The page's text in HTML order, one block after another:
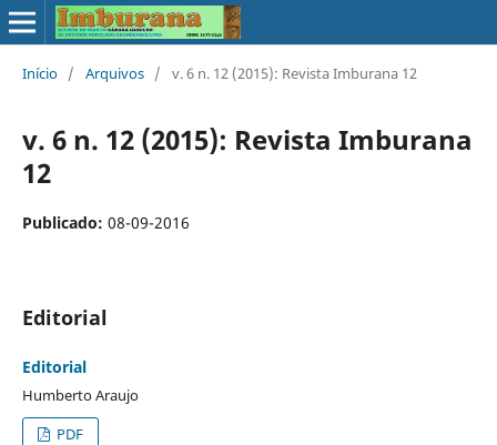
Início / Arquivos / v. 6 n. 12 (2015): Revista Imburana 12
v. 6 n. 12 (2015): Revista Imburana
12
Publicado: 08-09-2016
Editorial
Editorial
Humberto Araujo
PDF